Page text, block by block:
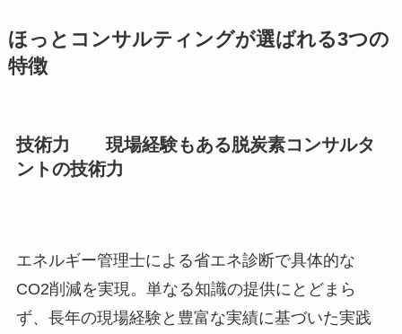
ほっとコンサルティングが選ばれる3つの
特徴
技術力 現場経験もある脱炭素コンサルタ
ントの技術力
エネルギー管理士による省エネ診断で具体的な
CO2削減を実現。単なる知識の提供にとどまら
ず、長年の現場経験と豊富な実績に基づいた実践